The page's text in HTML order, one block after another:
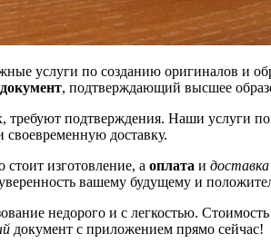
услуги по созданию оригиналов и
документ, подтверждающий высшее
подтверждения. Наши услуги
своевременную доставку.
стоит изготовление, а оплата и доставка
вашему будущему и
недорого и с легкостью.
документ с приложением прямо сейчас!